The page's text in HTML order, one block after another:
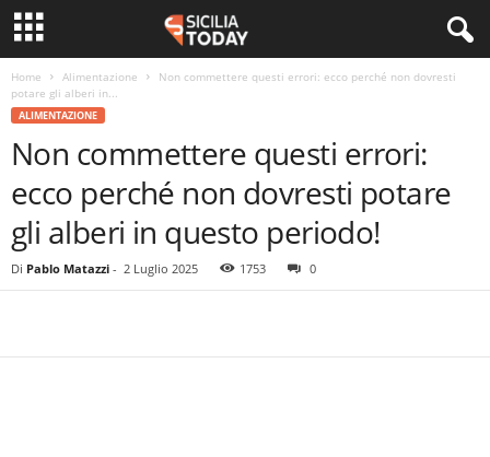
Home Alimentazione
Non commettere questi errori: ecco perché non dovresti
potare gli alberi in...
ALIMENTAZIONE
Non commettere questi errori:
ecco perché non dovresti potare
gli alberi in questo periodo!
Di Pablo Matazzi - 2 Luglio 2025 1753 0